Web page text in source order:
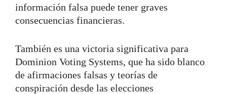
información falsa puede tener graves
consecuencias financieras.
También es una victoria significativa para
Dominion Voting Systems, que ha sido blanco
de afirmaciones falsas y teorías de
conspiración desde las elecciones